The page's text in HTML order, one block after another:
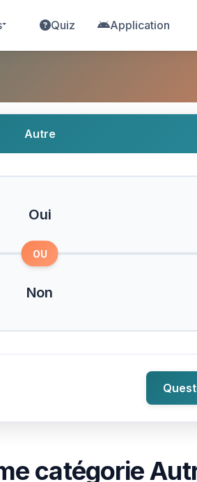
Quiz Application
Autre
Oui
OU
Non
catégorie